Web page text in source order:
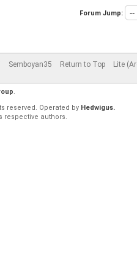
Forum Jump:
Semboyan35 Return to Top
Lite
.
reserved. Operated by Hedwigus.
respective authors.